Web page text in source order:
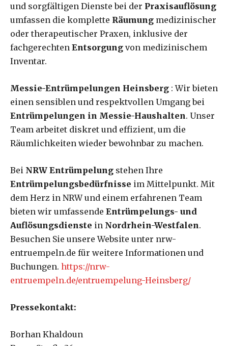
und sorgfältigen Dienste bei der Praxisauflösung
umfassen die komplette Räumung medizinischer
oder therapeutischer Praxen, inklusive der
fachgerechten Entsorgung von medizinischem
Inventar.
Messie-Entrümpelungen Heinsberg : Wir bieten
einen sensiblen und respektvollen Umgang bei
Entrümpelungen in Messie-Haushalten. Unser
Team arbeitet diskret und effizient, um die
Räumlichkeiten wieder bewohnbar zu machen.
Bei NRW Entrümpelung stehen Ihre
Entrümpelungsbedürfnisse im Mittelpunkt. Mit
dem Herz in NRW und einem erfahrenen Team
bieten wir umfassende Entrümpelungs- und
Auflösungsdienste in Nordrhein-Westfalen.
Besuchen Sie unsere Website unter nrw-
entruempeln.de für weitere Informationen und
Buchungen. https://nrw-
entruempeln.de/entruempelung-Heinsberg/
Pressekontakt:
Borhan Khaldoun